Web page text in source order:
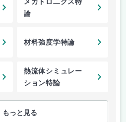
メカトロ二クス特
論
材料強度学特論
熱流体シミュレー
ション特論
もっと見る